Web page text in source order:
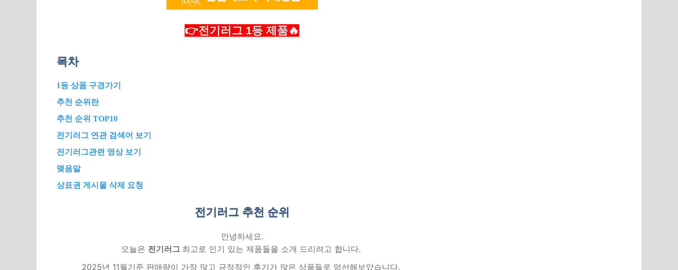
👉전기러그 1등 제품🔥
목차
1등 상품 구경가기
추천 순위란
추천 순위 TOP10
전기러그 연관 검색어 보기
전기러그관련 영상 보기
맺음말
상표권 게시물 삭제 요청
전기러그 추천 순위
안녕하세요.
오늘은 전기러그 최고로 인기 있는 제품들을 소개 드리려고 합니다.
2025년 11월기준 판매량이 가장 많고 긍정적인 후기가 많은 상품들로 엄선해보았습니다.